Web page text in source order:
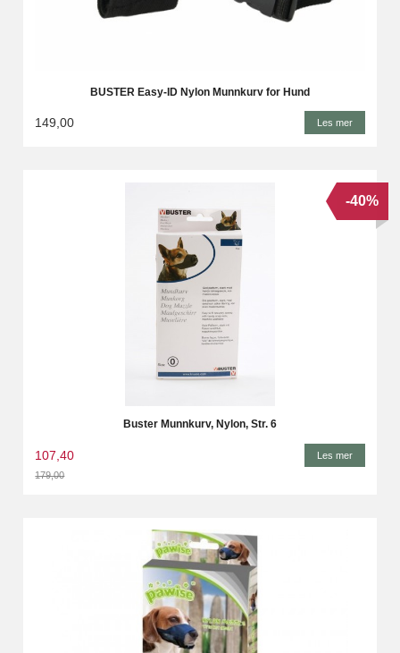
BUSTER Easy-ID Nylon Munnkurv for Hund
149,00 Les mer
Buster Munnkurv, Nylon, Str. 6
107,40
179,00
-40%
Les mer